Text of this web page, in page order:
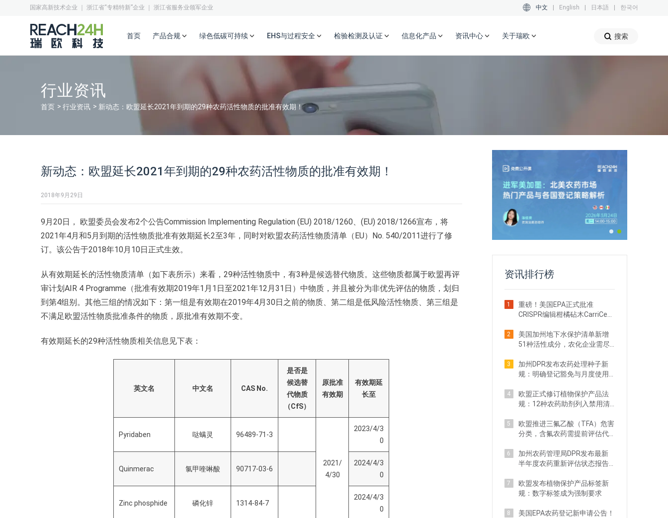
国家高新技术企业 ｜ 浙江省“专精特新”企业 ｜ 浙江省服务业领军企业 中文 English 日本語 한국어
首页 产品合规 绿色低碳可持续 EHS与过程安全 检验检测及认证 信息化产品 资讯中心 关于瑞欧 搜索
行业资讯
首页 行业资讯 新动态：欧盟延长2021年到期的29种农药活性物质的批准有效期！
新动态：欧盟延长2021年到期的29种农药活性物质的批准有效期！
2018年9月29日
9月20日， 欧盟委员会发布2个公告Commission Implementing Regulation (EU) 2018/1260、(EU) 2018/1266宣布，将
2021年4月和5月到期的活性物质批准有效期延长2至3年，同时对欧盟农药活性物质清单（EU）No. 540/2011进行了修
订。该公告于2018年10月10日正式生效。
从有效期延长的活性物质清单（如下表所示）来看，29种活性物质中，有3种是候选替代物质。这些物质都属于欧盟再评
审计划AIR 4 Programme（批准有效期2019年1月1日至2021年12月31日）中物质，并且被分为非优先评估的物质，划归
到第4组别。其他三组的情况如下：第一组是有效期在2019年4月30日之前的物质、第二组是低风险活性物质、第三组是
不满足欧盟活性物质批准条件的物质，原批准有效期不变。
有效期延长的29种活性物质相关信息见下表：
英文名 中文名 CAS No.
是否是
候选替
代物质
（CfS）
原批准
有效期
有效期延
长至
Pyridaben 哒螨灵 96489-71-3
2021/
4/30
2023/4/3
0
Quinmerac 氯甲喹啉酸 90717-03-6
2024/4/3
0
Zinc phosphide 磷化锌 1314-84-7
2024/4/3
0
资讯排行榜
1
重磅！美国EPA正式批准
CRISPR编辑柑橘砧木CarriCea
2
美国加州地下水保护清单新增
51种活性成分，农化企业需尽
3
加州DPR发布农药处理种子新
规：明确登记豁免与月度使用
4
欧盟正式修订植物保护产品法
规：12种农药助剂列入禁用清
5
欧盟推进三氟乙酸（TFA）危害
分类，含氟农药需提前评估代
6
加州农药管理局DPR发布最新
半年度农药重新评估状态报告
7
欧盟发布植物保护产品标签新
规：数字标签成为强制要求
8
美国EPA农药登记新申请公告！